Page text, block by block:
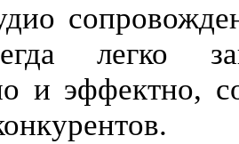
легко
и эффектно,